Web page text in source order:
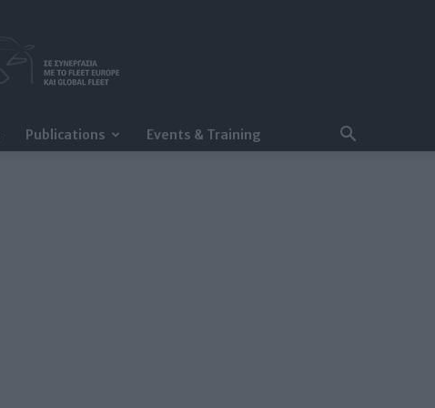
Publications Events & Training